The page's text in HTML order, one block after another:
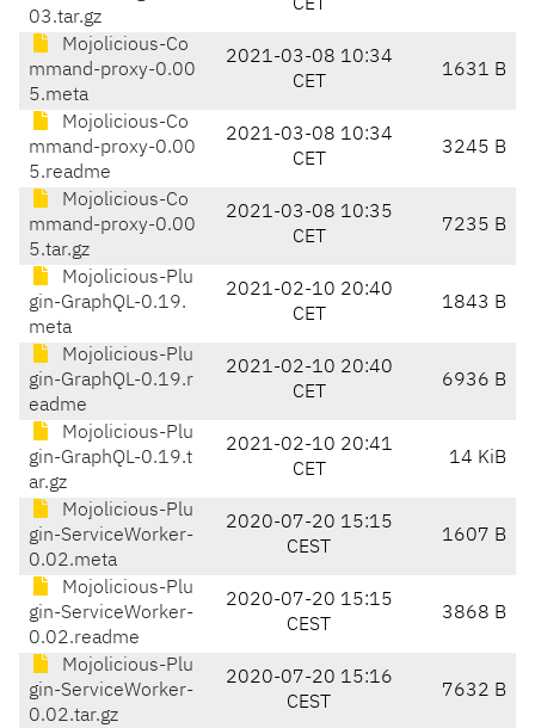
03.tar.gz
CET
Mojolicious-Co
mmand-proxy-0.00
5.meta
2021-03-08 10:34
CET
1631 B
Mojolicious-Co
mmand-proxy-0.00
5.readme
2021-03-08 10:34
CET
3245 B
Mojolicious-Co
mmand-proxy-0.00
5.tar.gz
2021-03-08 10:35
CET
7235 B
Mojolicious-Plu
gin-GraphQL-0.19.
meta
2021-02-10 20:40
CET
1843 B
Mojolicious-Plu
gin-GraphQL-0.19.r
eadme
2021-02-10 20:40
CET
6936 B
Mojolicious-Plu
gin-GraphQL-0.19.t
ar.gz
2021-02-10 20:41
CET
14 KiB
Mojolicious-Plu
gin-ServiceWorker-
0.02.meta
2020-07-20 15:15
CEST
1607 B
Mojolicious-Plu
gin-ServiceWorker-
0.02.readme
2020-07-20 15:15
CEST
3868 B
Mojolicious-Plu
gin-ServiceWorker-
0.02.tar.gz
2020-07-20 15:16
CEST
7632 B